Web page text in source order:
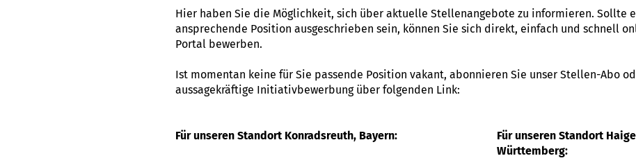
Hier haben Sie die Möglichkeit, sich über aktuelle Stellenangebote zu informieren. Sollte
ansprechende Position ausgeschrieben sein, können Sie sich direkt, einfach und schnell
Portal bewerben.
Ist momentan keine für Sie passende Position vakant, abonnieren Sie unser Stellen-Abo
aussagekräftige Initiativbewerbung über folgenden Link:
Für unseren Standort Konradsreuth, Bayern:
Für unseren Standort
Württemberg: